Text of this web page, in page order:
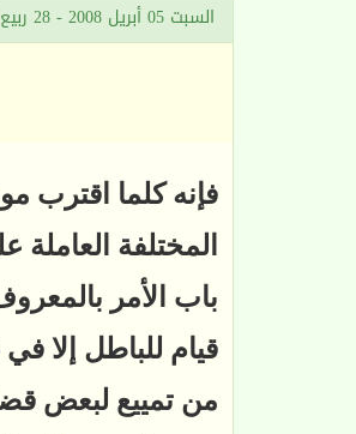
السبت 05 أبريل 2008 - 28 ربيع الأول 1429هـ
فإنه كلما اقترب
المختلفة
باب الأمر
قيام للباطل إلا
من تمييع لبعض